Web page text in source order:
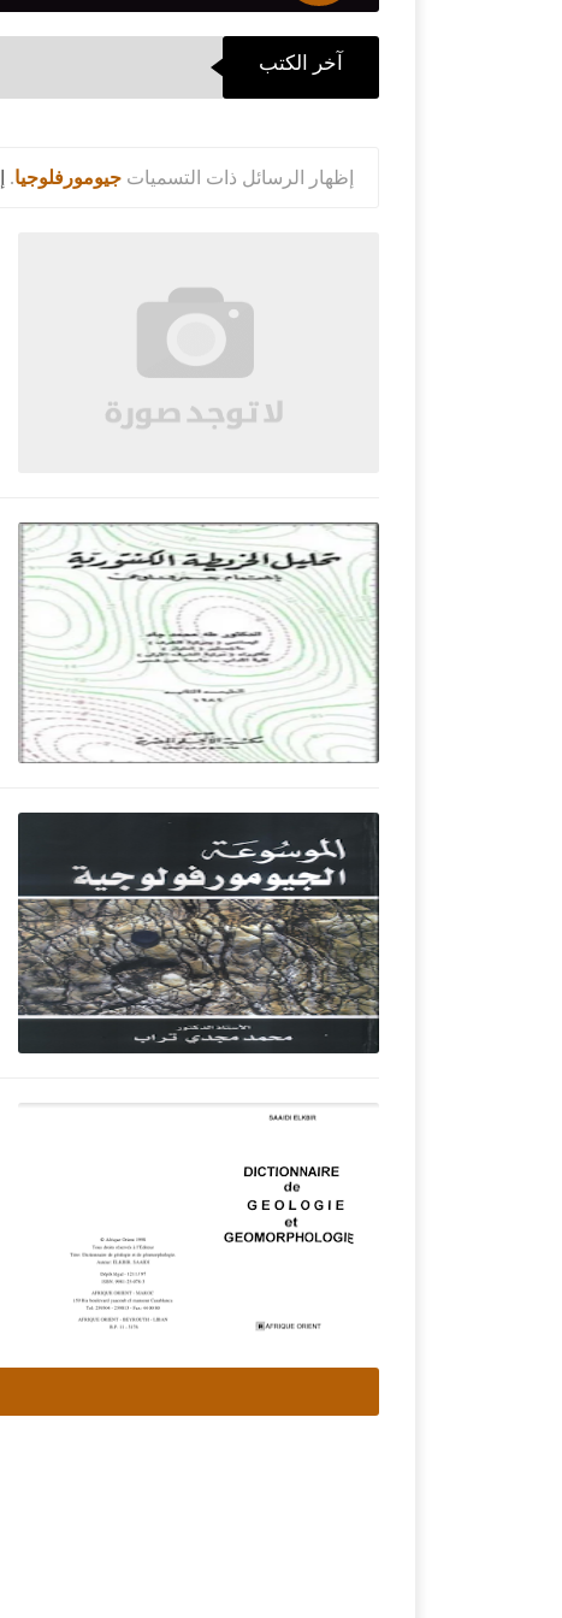
آخر الكتب
‏إظهار الرسائل ذات التسميات جيومورفلوجيا.